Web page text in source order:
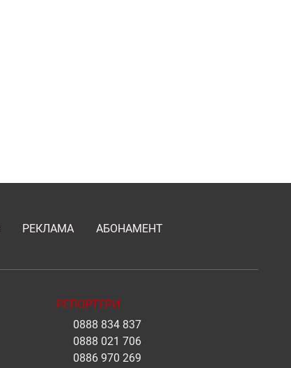
РЕКЛАМА АБОНАМЕНТ
РЕПОРТЕРИ
0888 834 837
0888 021 706
0886 970 269